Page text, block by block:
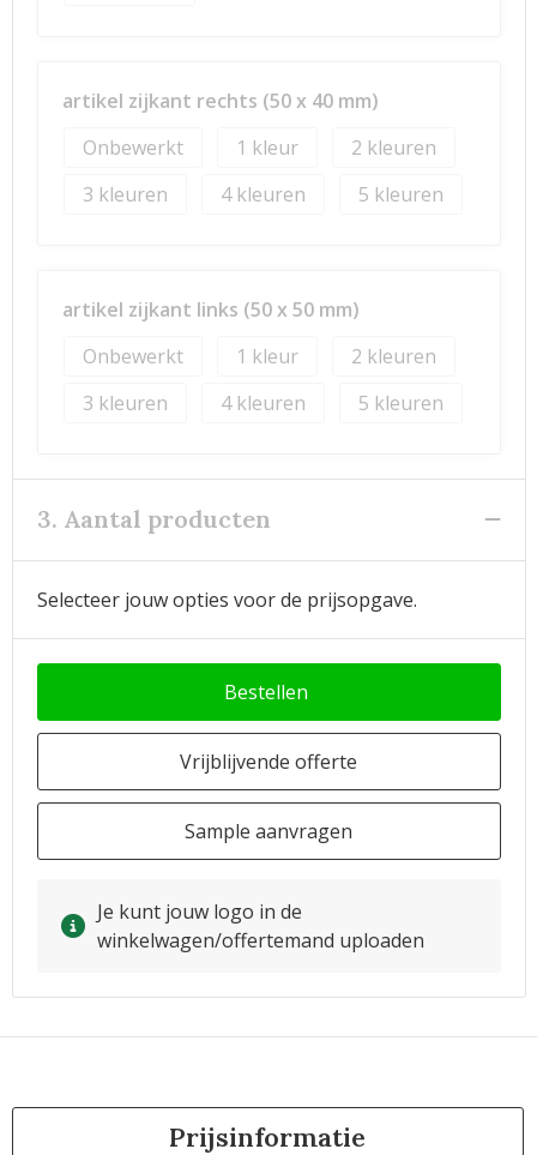
artikel zijkant rechts (50 x 40 mm)
Onbewerkt
1
2
3
4 5
artikel zijkant links (50 x 50 mm)
Onbewerkt
1
2
3
4 5
3. Aantal producten
Selecteer jouw opties voor de prijsopgave.
Bestellen
Vrijblijvende offerte
Sample aanvragen
Je kunt jouw logo in de
winkelwagen/offertemand uploaden
Prijsinformatie